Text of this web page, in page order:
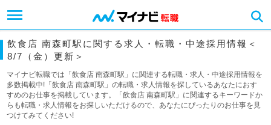
飲食店 南森町駅に関する求人・転職・中途採用情報＜
8/7（金）更新＞
マイナビ転職では「飲食店 南森町駅」に関連する転職・求人・中途採用情報を
多数掲載中!「飲食店 南森町駅」の転職・求人情報を探しているあなたにおす
すめのお仕事を掲載しています。「飲食店 南森町駅」に関連するキーワードか
らも転職・求人情報をお探しいただけるので、あなたにぴったりのお仕事を見
つけてみてください!